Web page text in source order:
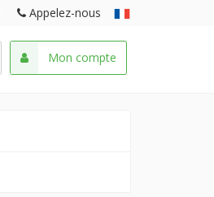
Appelez-nous
Mon compte